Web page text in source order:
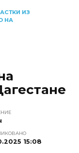
ИЗ
НА
15:08